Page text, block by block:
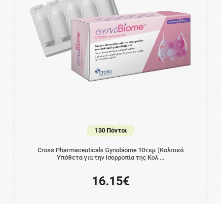
130 Πόντοι
Cross Pharmaceuticals Gynobiome 10τεμ (Κολπικά
Υπόθετα για την Ισορροπία της Κολ …
16.15€